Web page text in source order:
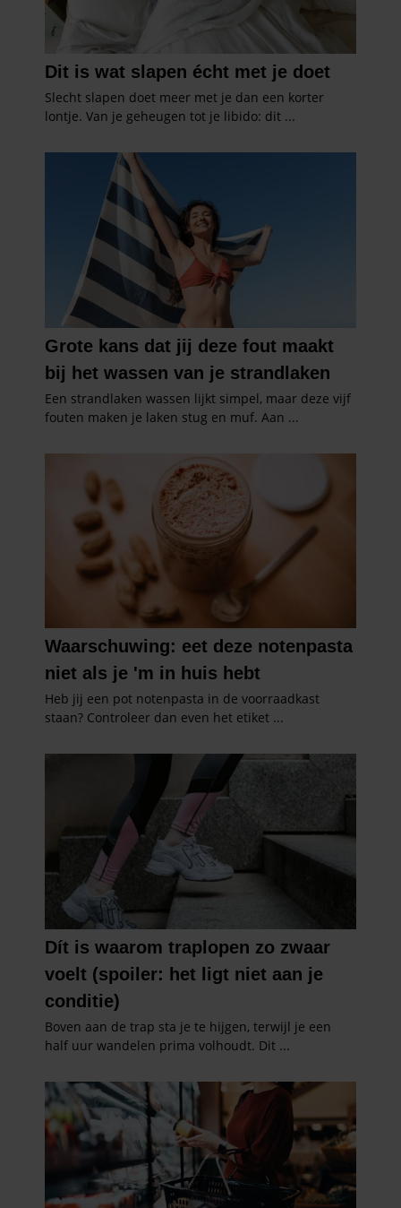
partners voor social media, adverteren en analyse. Deze
partners kunnen deze gegevens combineren met andere
informatie die u aan ze heeft verstrekt of die ze hebben
verzameld op basis van uw gebruik van hun services. U
gaat akkoord met onze cookies als u onze website blijft
gebruiken.